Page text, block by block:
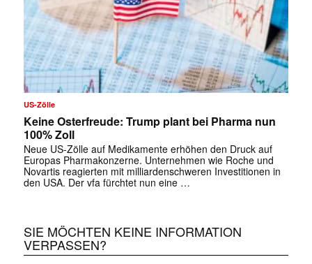
US-Zölle
Keine Osterfreude: Trump plant bei Pharma nun
100% Zoll
Neue US-Zölle auf Medikamente erhöhen den Druck auf
Europas Pharmakonzerne. Unternehmen wie Roche und
Novartis reagierten mit milliardenschweren Investitionen in
den USA. Der vfa fürchtet nun eine …
SIE MÖCHTEN KEINE INFORMATION
VERPASSEN?